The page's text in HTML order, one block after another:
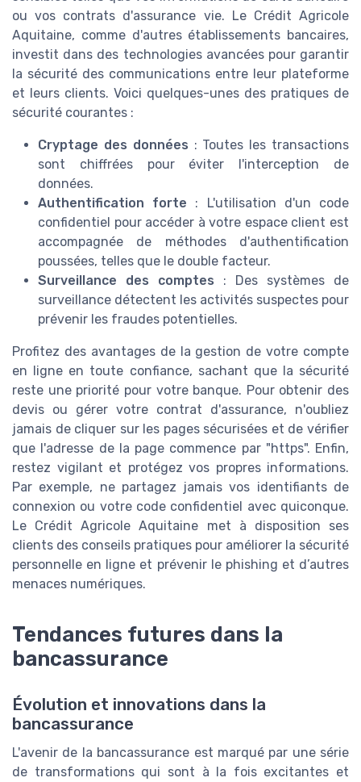
ou vos contrats d'assurance vie. Le Crédit Agricole
Aquitaine, comme d'autres établissements bancaires,
investit dans des technologies avancées pour garantir
la sécurité des communications entre leur plateforme
et leurs clients. Voici quelques-unes des pratiques de
sécurité courantes :
Cryptage des données : Toutes les transactions
sont chiffrées pour éviter l'interception de
données.
Authentification forte : L'utilisation d'un code
confidentiel pour accéder à votre espace client est
accompagnée de méthodes d'authentification
poussées, telles que le double facteur.
Surveillance des comptes : Des systèmes de
surveillance détectent les activités suspectes pour
prévenir les fraudes potentielles.
Profitez des avantages de la gestion de votre compte
en ligne en toute confiance, sachant que la sécurité
reste une priorité pour votre banque. Pour obtenir des
devis ou gérer votre contrat d'assurance, n'oubliez
jamais de cliquer sur les pages sécurisées et de vérifier
que l'adresse de la page commence par "https". Enfin,
restez vigilant et protégez vos propres informations.
Par exemple, ne partagez jamais vos identifiants de
connexion ou votre code confidentiel avec quiconque.
Le Crédit Agricole Aquitaine met à disposition ses
clients des conseils pratiques pour améliorer la sécurité
personnelle en ligne et prévenir le phishing et d’autres
menaces numériques.
Tendances futures dans la
bancassurance
Évolution et innovations dans la
bancassurance
L'avenir de la bancassurance est marqué par une série
de transformations qui sont à la fois excitantes et